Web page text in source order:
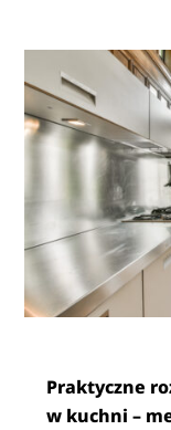
Praktyczne
w kuchni –